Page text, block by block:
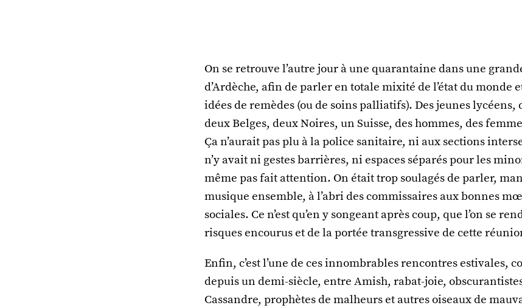
On se retrouve l’autre jour à une quarantaine dans une
d’Ardèche, afin de parler en totale mixité de l’état du monde
idées de remèdes (ou de soins palliatifs). Des jeunes lycéens,
deux Belges, deux Noires, un Suisse, des hommes, des
Ça n’aurait pas plu à la police sanitaire, ni aux sections
n’y avait ni gestes barrières, ni espaces séparés pour les
même pas fait attention. On était trop soulagés de parler,
musique ensemble, à l’abri des commissaires aux bonnes
sociales. Ce n’est qu’en y songeant après coup, que l’on se
risques encourus et de la portée transgressive de cette
Enfin, c’est l’une de ces innombrables rencontres estivales,
depuis un demi-siècle, entre Amish, rabat-joie,
Cassandre, prophètes de malheurs et autres oiseaux de